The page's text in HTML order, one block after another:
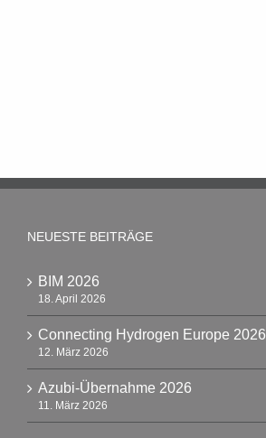
NEUESTE BEITRÄGE
BIM 2026
18. April 2026
Connecting Hydrogen Europe 2026
12. März 2026
Azubi-Übernahme 2026
11. März 2026